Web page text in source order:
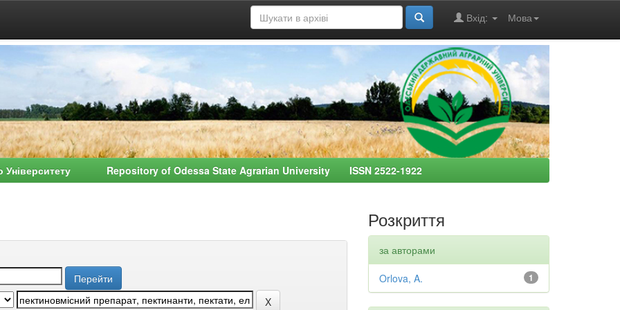
Мова
Вхід:
Університету Repository of Odessa State Agrarian University ISSN 2522-1922
Розкриття
за авторами
1
Orlova, A.